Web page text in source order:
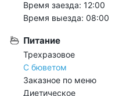
Время заезда: 12:00
Время выезда: 08:00
Питание
Трехразовое
С бюветом
Заказное по меню
Диетическое